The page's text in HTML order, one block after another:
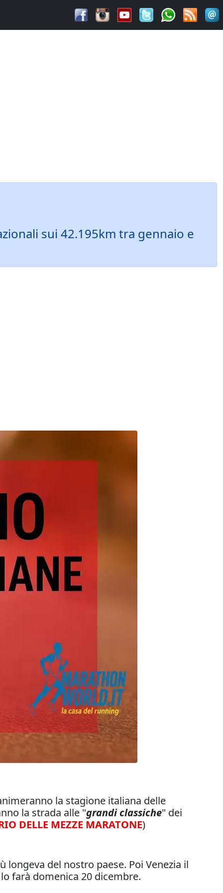
sui 42.195km tra gennaio e
la stagione italiana delle
la strada alle "grandi classiche" dei
DELLE MEZZE MARATONE)
del nostro paese. Poi Venezia il
farà domenica 20 dicembre.